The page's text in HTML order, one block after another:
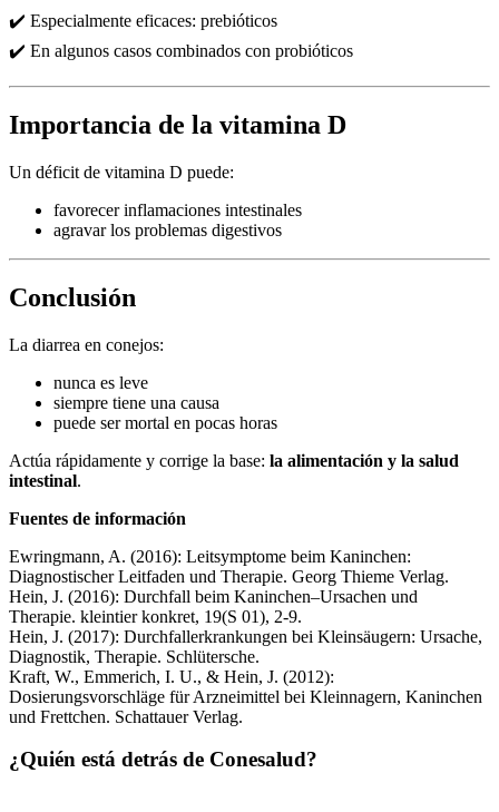
✔️ Especialmente eficaces: prebióticos
✔️ En algunos casos combinados con probióticos
Importancia de la vitamina D
Un déficit de vitamina D puede:
favorecer inflamaciones intestinales
agravar los problemas digestivos
Conclusión
La diarrea en conejos:
nunca es leve
siempre tiene una causa
puede ser mortal en pocas horas
Actúa rápidamente y corrige la base: la alimentación y la salud
intestinal.
Fuentes de información
Ewringmann, A. (2016): Leitsymptome beim Kaninchen:
Diagnostischer Leitfaden und Therapie. Georg Thieme Verlag.
Hein, J. (2016): Durchfall beim Kaninchen–Ursachen und
Therapie. kleintier konkret, 19(S 01), 2-9.
Hein, J. (2017): Durchfallerkrankungen bei Kleinsäugern: Ursache,
Diagnostik, Therapie. Schlütersche.
Kraft, W., Emmerich, I. U., & Hein, J. (2012):
Dosierungsvorschläge für Arzneimittel bei Kleinnagern, Kaninchen
und Frettchen. Schattauer Verlag.
¿Quién está detrás de Conesalud?